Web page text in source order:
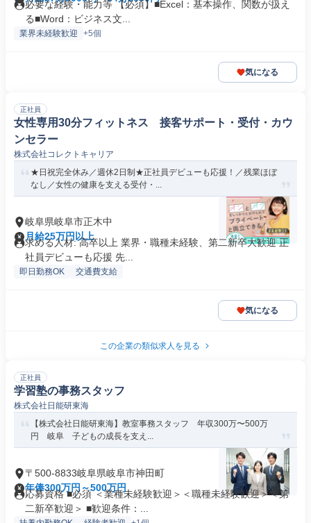
必要な経験・能力等 【必須】■Excel：基本操作、関数が扱え
る■Word：ビジネス文...
業界未経験歓迎 +5個
気になる
正社員
女性専用30分フィットネス 接客サポート・受付・カウ
ンセラー
株式会社コレクトキャリア
★日祝完全休み／週休2日制★正社員デビューも応援！／残業ほぼ
なし／女性の健康を支える受付・...
岐阜県岐阜市正木中
月給25万円以上
求める人材: 高卒以上 業界・職種未経験、第二新卒大歓迎 正
社員デビューも応援 先...
即日勤務OK 交通費支給
気になる
この企業の類似求人を見る
正社員
学習塾の事務スタッフ
株式会社日能研東海
【株式会社日能研東海】教室事務スタッフ 年収300万〜500万
円 岐阜 子どもの成長を支え...
〒500-8833岐阜県岐阜市神田町
年俸300万円～500万円
応募資格 ■必須 ＜業種未経験歓迎＞＜職種未経験歓迎＞＜第
二新卒歓迎＞ ■歓迎条件：...